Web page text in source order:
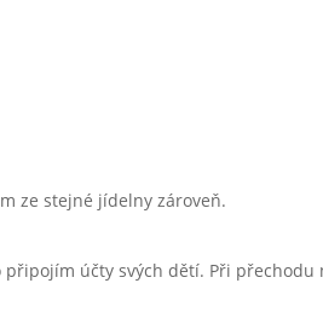
ze stejné jídelny zároveň.
připojím účty svých dětí. Při